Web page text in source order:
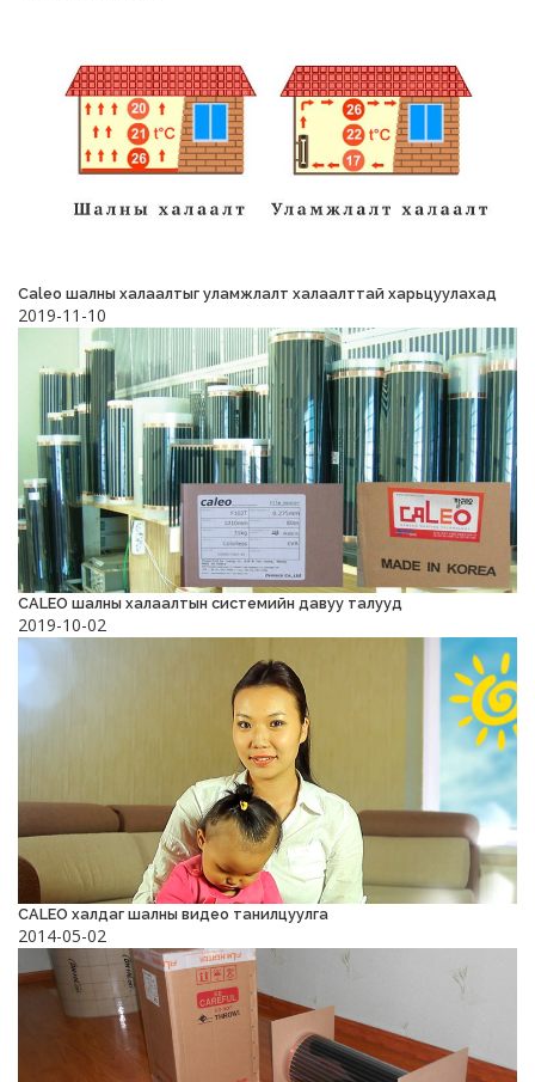
Caleo шалны халаалтыг уламжлалт халаалттай харьцуулахад
2019-11-10
CALEO шалны халаалтын системийн давуу талууд
2019-10-02
CALEO халдаг шалны видео танилцуулга
2014-05-02